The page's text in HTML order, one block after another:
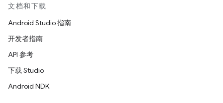
文档和下载
Android Studio 指南
开发者指南
API 参考
下载 Studio
Android NDK